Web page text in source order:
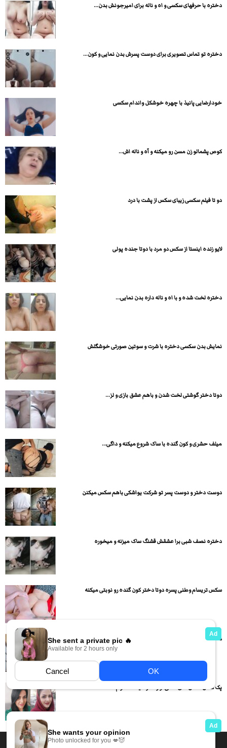
دختره با حرفهای سکسی و اه و ناله برای امیرجونش بدن...
دختره تو تماس تصویری برای دوست پسرش بدن نمایی و کون...
خودارضایی پانیذ با چهره خوشکل واندام سکسی
کوص پشمالو زن مسن رو میکنه و آه و ناله اش...
دو تا فیلم سکسی زیبای سکس از پشت با درد
لایو زنده اینستا از سکس دو مرد با دوتا جنده پولی
دختره لخت شده و با اه و ناله داره بدن نمایی...
نمایش بدن سکسی دختره با شرت و سوتین صورتی خوشگلش
دوتا دختر گوشتی لخت شدن و باهم عشق بازی و لز...
میلف حشری و کون گنده با ساک شروع میکنه و داگی...
دوست دختر و دوست پسر تو شرکت یواشکی باهم سکس میکنن
دختره نصف شبی برا عشقش قشنگ ساک میزنه و میخوره
سکس تریسام وطنی پسره دوتا دختر کون گنده رو نوبتی میکنه
دختره دلا شده و خیار کرده تو کونش و داره ودارضایی...
پک کامل عکس های لختی لو رفته وحیده خانوم